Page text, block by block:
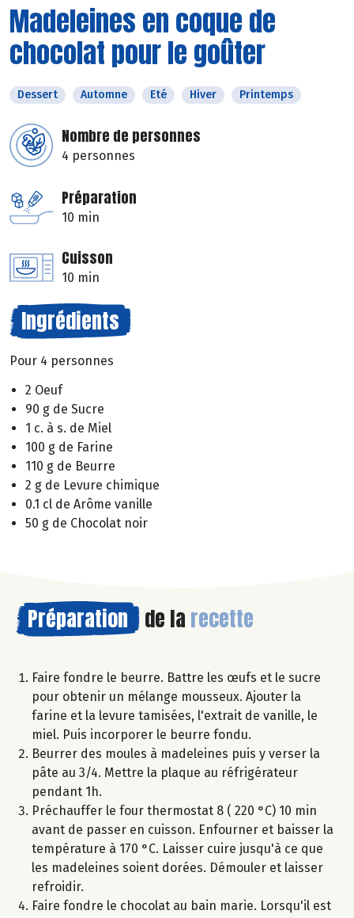
Madeleines en coque de
chocolat pour le goûter
Dessert Automne Eté Hiver Printemps
Nombre de personnes
4 personnes
Préparation
10 min
Cuisson
10 min
Ingrédients
Pour 4 personnes
2 Oeuf
90 g de Sucre
1 c. à s. de Miel
100 g de Farine
110 g de Beurre
2 g de Levure chimique
0.1 cl de Arôme vanille
50 g de Chocolat noir
Préparation de la recette
Faire fondre le beurre. Battre les œufs et le sucre
pour obtenir un mélange mousseux. Ajouter la
farine et la levure tamisées, l'extrait de vanille, le
miel. Puis incorporer le beurre fondu.
Beurrer des moules à madeleines puis y verser la
pâte au 3/4. Mettre la plaque au réfrigérateur
pendant 1h.
Préchauffer le four thermostat 8 ( 220 °C) 10 min
avant de passer en cuisson. Enfourner et baisser la
température à 170 °C. Laisser cuire jusqu'à ce que
les madeleines soient dorées. Démouler et laisser
refroidir.
Faire fondre le chocolat au bain marie. Lorsqu'il est